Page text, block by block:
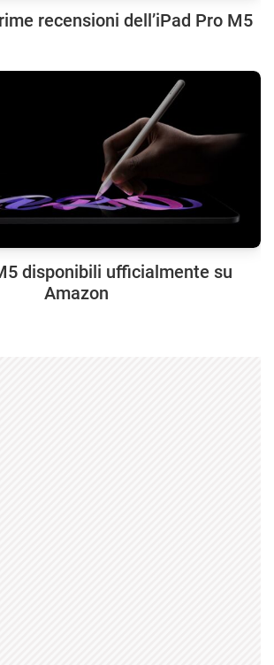
recensioni dell’iPad Pro M5
disponibili ufficialmente su
Amazon